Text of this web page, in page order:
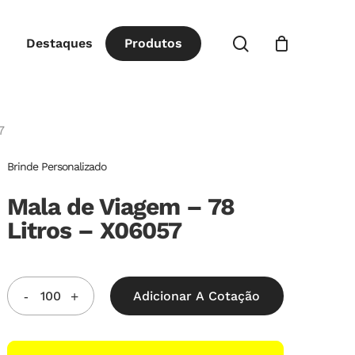
Destaques Produtos procurar
Brinde Personalizado
Mala de Viagem – 78
Litros – X06057
Adicionar A Cotação